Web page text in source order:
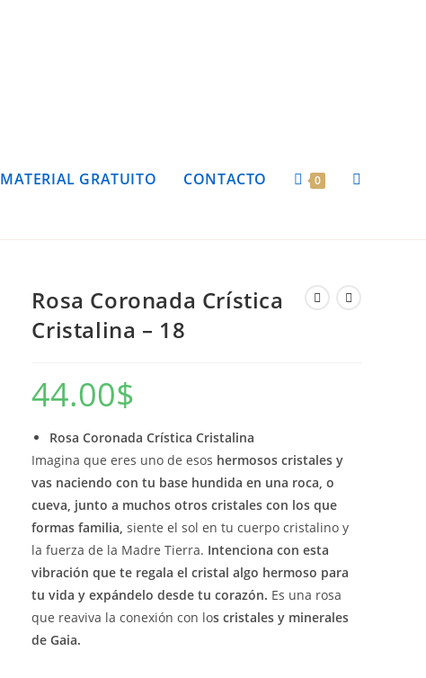
MATERIAL GRATUITO CONTACTO 0
Rosa Coronada Crística
Cristalina – 18
44.00$
Rosa Coronada Crística Cristalina
Imagina que eres uno de esos hermosos cristales y
vas naciendocon tu base hundida en una roca, o
cueva, junto a muchos otros cristales con los que
formas familia,siente el sol en tu cuerpo cristalino y
la fuerza de la Madre Tierra. Intenciona con esta
vibración que te regala el cristal algo hermoso para
tu vida y expándelo desde tu corazón. Es una rosa
que reaviva la conexión con los cristales y minerales
de Gaia.